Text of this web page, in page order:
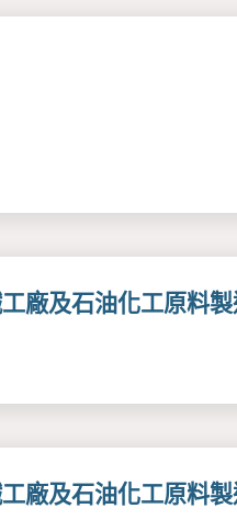
廠及石油化工原料
廠及石油化工原料